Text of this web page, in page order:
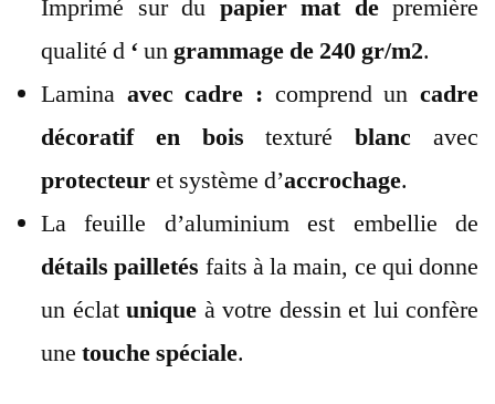
Imprimé sur du papier mat depremière
qualité d ‘ungrammage de 240 gr/m2.
Lamina avec cadre : comprend uncadre
décoratif
en bois texturéblanc avec
protecteuret système d’accrochage.
La feuille d’aluminium est embellie de
détails pailletés faits à la main, ce qui donne
un éclat unique à votre dessin et lui confère
une touche spéciale.